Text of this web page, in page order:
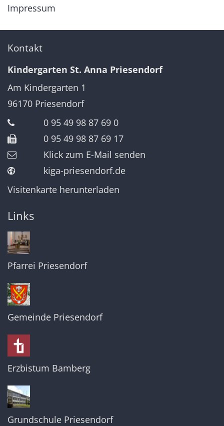
Impressum
Kontakt
Kindergarten St. Anna Priesendorf
Am Kindergarten 1
96170 Priesendorf
0 95 49 98 87 69 0
0 95 49 98 87 69 17
Klick zum E-Mail senden
kiga-priesendorf.de
Visitenkarte herunterladen
Links
Pfarrei Priesendorf
Gemeinde Priesendorf
Erzbistum Bamberg
Grundschule Priesendorf